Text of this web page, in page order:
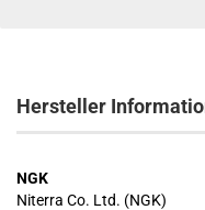
Hersteller
NGK
Niterra Co. Ltd. (NGK)